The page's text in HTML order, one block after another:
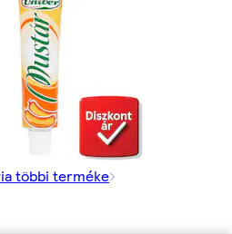
többi terméke